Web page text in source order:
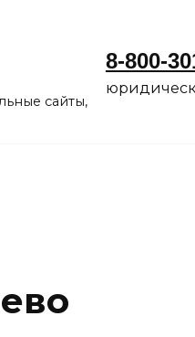
сайты,
8-800-